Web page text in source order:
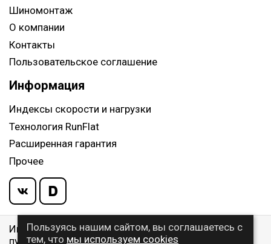
Шиномонтаж
О компании
Контакты
Пользовательское соглашение
Информация
Индексы скорости и нагрузки
Технология RunFlat
Расширенная гарантия
Прочее
Информация указанная на сайте, не является
публичной офертой, определяемой ст. 437 ГК РФ
Пользуясь нашим сайтом, вы соглашаетесь с
тем, что мы используем cookies